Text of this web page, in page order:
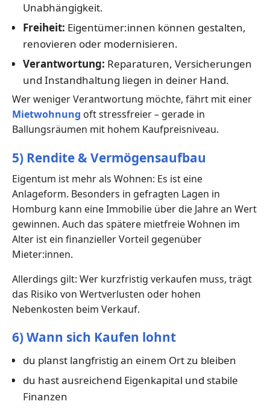
Unabhängigkeit.
Freiheit: Eigentümer:innen können gestalten,
renovieren oder modernisieren.
Verantwortung: Reparaturen, Versicherungen
und Instandhaltung liegen in deiner Hand.
Wer weniger Verantwortung möchte, fährt mit einer
Mietwohnung oft stressfreier – gerade in
Ballungsräumen mit hohem Kaufpreisniveau.
5) Rendite & Vermögensaufbau
Eigentum ist mehr als Wohnen: Es ist eine
Anlageform. Besonders in gefragten Lagen in
Homburg kann eine Immobilie über die Jahre an Wert
gewinnen. Auch das spätere mietfreie Wohnen im
Alter ist ein finanzieller Vorteil gegenüber
Mieter:innen.
Allerdings gilt: Wer kurzfristig verkaufen muss, trägt
das Risiko von Wertverlusten oder hohen
Nebenkosten beim Verkauf.
6) Wann sich Kaufen lohnt
du planst langfristig an einem Ort zu bleiben
du hast ausreichend Eigenkapital und stabile
Finanzen